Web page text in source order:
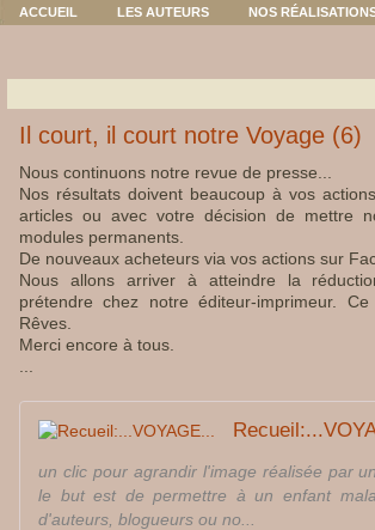
ACCUEIL LES AUTEURS NOS
Il court, il court notre Voyage (6)
Nous continuons notre revue de presse...
Nos résultats doivent beaucoup à vos
articles ou avec votre décision de mettre
modules permanents.
De nouveaux acheteurs via vos actions sur
Nous allons arriver à atteindre la
prétendre chez notre éditeur-imprimeur.
Rêves.
Merci encore à tous.
un clic pour agrandir l'image réalisée par
le but est de permettre à un enfant
d'auteurs, blogueurs ou no...